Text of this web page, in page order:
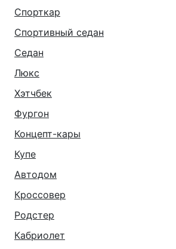
Спорткар
Спортивный седан
Седан
Люкс
Хэтчбек
Фургон
Концепт-кары
Купе
Автодом
Кроссовер
Родстер
Кабриолет